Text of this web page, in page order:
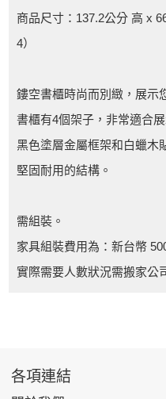
商品尺寸：137.2公分 高 x
4）
鏤空書櫃時尚而別緻，展示
書櫃有4個架子，非常適合
黑色塗層金屬框架和白蠟木
堅固耐用的結構。
需組裝。
家具組裝費用為：新台幣
實際需要人數狀況需搬家公
各項連結